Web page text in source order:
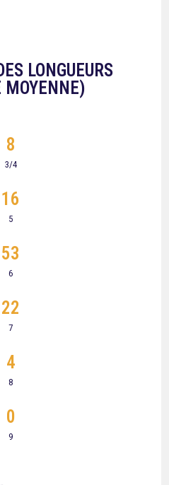
LONGUEURS
MOYENNE)
3/4
8
5
16
6
53
7
22
8
4
9
0